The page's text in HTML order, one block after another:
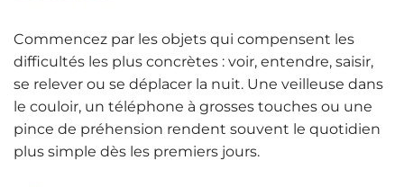
Commencez par les objets qui compensent les
difficultés les plus concrètes : voir, entendre, saisir,
se relever ou se déplacer la nuit. Une veilleuse dans
le couloir, un téléphone à grosses touches ou une
pince de préhension rendent souvent le quotidien
plus simple dès les premiers jours.